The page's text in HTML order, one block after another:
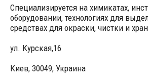
Специализируется на химикатах,
оборудовании, технологиях для
средствах для окраски, чистки и
ул. Курская,16
Киев, 30049, Украина